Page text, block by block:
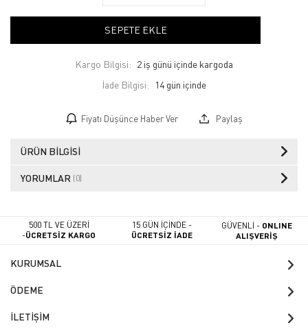
SEPETE EKLE
Kargo Bilgisi: 2 iş günü içinde kargoda
İade Bilgisi:
Fiyatı Düşünce Haber Ver Paylaş
ÜRÜN BILGISI
YORUMLAR (0)
500 TL VE ÜZERİ
-ÜCRETSİZ KARGO
15 GÜN İÇİNDE -
ÜCRETSİZ İADE
GÜVENLİ - ONLINE
ALIŞVERİŞ
KURUMSAL
ÖDEME
İLETİŞİM